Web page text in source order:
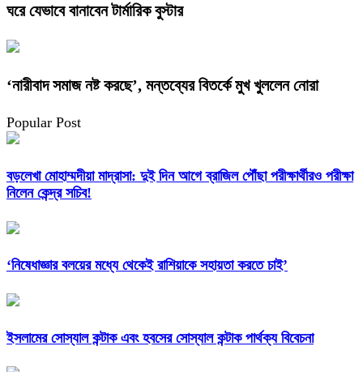
ঘরে যেভাবে বানাবেন টার্মারিক বুস্টার
‘নারীবাদ সমাজ নষ্ট করছে’, মন্তব্যের বিতর্কে মুখ খুললেন নোরা
Popular Post
বড়লেখা মোহাম্মদীয়া মাদ্রাসা: দুই দিন আগে ব্রাজিল পৌঁছা পরীক্ষার্থীরও পরীক্ষা
নিলেন কেন্দ্র সচিব!
‘নিষেধাজ্ঞার বলয়ের মধ্যে থেকেই রাশিয়াকে সহায়তা করতে চাই’
ইসলামের সোস্যাল কন্টাক এবং হবসের সোস্যাল কন্টাক পার্থক্য বিবেচনা